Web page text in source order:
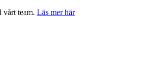
vårt team. Läs mer här